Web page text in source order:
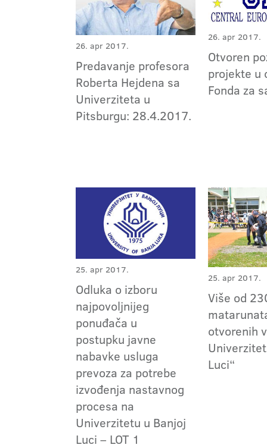
26. apr 2017.
Predavanje profesora
Roberta Hejdena sa
Univerziteta u
Pitsburgu: 28.4.2017.
26. apr 2017.
Otvoren
projekte u
Fonda za
25. apr 2017.
Odluka o izboru
najpovoljnijeg
ponuđača u
postupku javne
nabavke usluga
prevoza za potrebe
izvođenja nastavnog
procesa na
Univerzitetu u Banjoj
Luci – LOT 1
25. apr 2017.
Više od
otvorenih
Luci“